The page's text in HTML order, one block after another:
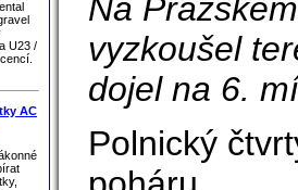
U23 /
AC
Na
vyzkoušel
dojel na 6.
Polnický